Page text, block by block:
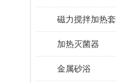
磁力搅拌加热套
加热灭菌器
金属砂浴